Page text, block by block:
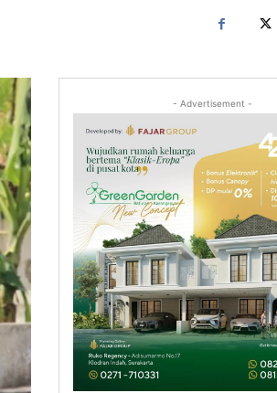
- Advertisement -